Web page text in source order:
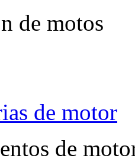
de motos
de motor
de